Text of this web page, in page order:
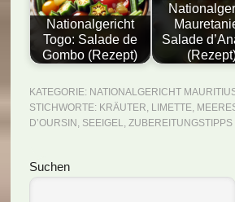
Nationalgericht
Togo: Salade de
Gombo (Rezept)
Salade
KATEGORIE: NATIONALGERICHT
STICHWORTE: KRÄUTER, LIMETTE,
D’OURSIN , SEEIGEL, ZUBEREITUNGSTIPPS
Seitenspalte
Suchen